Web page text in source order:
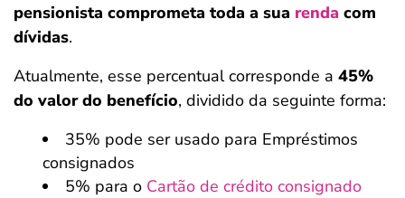
pensionista comprometa toda a sua renda com
dívidas.
Atualmente, esse percentual corresponde a 45%
do valor do benefício, dividido da seguinte forma:
35% pode ser usado para Empréstimos
consignados
5% para o Cartão de crédito consignado